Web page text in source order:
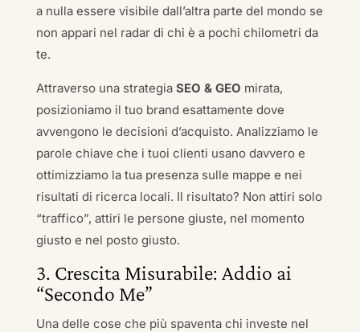
a nulla essere visibile dall’altra parte del mondo se
non appari nel radar di chi è a pochi chilometri da
te.
Attraverso una strategia SEO & GEO mirata,
posizioniamo il tuo brand esattamente dove
avvengono le decisioni d’acquisto. Analizziamo le
parole chiave che i tuoi clienti usano davvero e
ottimizziamo la tua presenza sulle mappe e nei
risultati di ricerca locali. Il risultato? Non attiri solo
“traffico”, attiri le persone giuste, nel momento
giusto e nel posto giusto.
3. Crescita Misurabile: Addio ai
“Secondo Me”
Una delle cose che più spaventa chi investe nel